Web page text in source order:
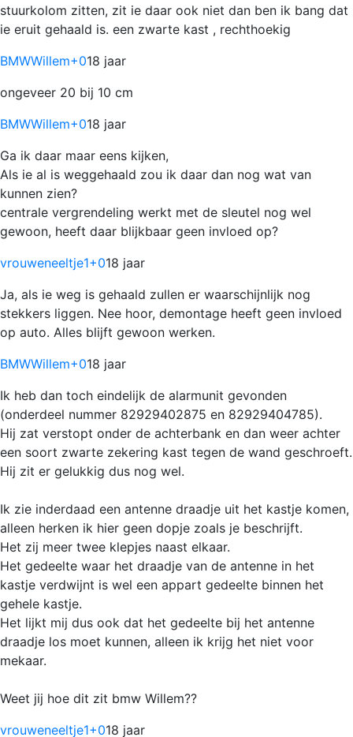
stuurkolom zitten, zit ie daar ook niet dan ben ik bang dat
ie eruit gehaald is. een zwarte kast , rechthoekig
BMWWillem+018 jaar
ongeveer 20 bij 10 cm
BMWWillem+018 jaar
Ga ik daar maar eens kijken,
Als ie al is weggehaald zou ik daar dan nog wat van
kunnen zien?
centrale vergrendeling werkt met de sleutel nog wel
gewoon, heeft daar blijkbaar geen invloed op?
vrouweneeltje1+018 jaar
Ja, als ie weg is gehaald zullen er waarschijnlijk nog
stekkers liggen. Nee hoor, demontage heeft geen invloed
op auto. Alles blijft gewoon werken.
BMWWillem+018 jaar
Ik heb dan toch eindelijk de alarmunit gevonden
(onderdeel nummer 82929402875 en 82929404785).
Hij zat verstopt onder de achterbank en dan weer achter
een soort zwarte zekering kast tegen de wand geschroeft.
Hij zit er gelukkig dus nog wel.
Ik zie inderdaad een antenne draadje uit het kastje komen,
alleen herken ik hier geen dopje zoals je beschrijft.
Het zij meer twee klepjes naast elkaar.
Het gedeelte waar het draadje van de antenne in het
kastje verdwijnt is wel een appart gedeelte binnen het
gehele kastje.
Het lijkt mij dus ook dat het gedeelte bij het antenne
draadje los moet kunnen, alleen ik krijg het niet voor
mekaar.
Weet jij hoe dit zit bmw Willem??
vrouweneeltje1+018 jaar